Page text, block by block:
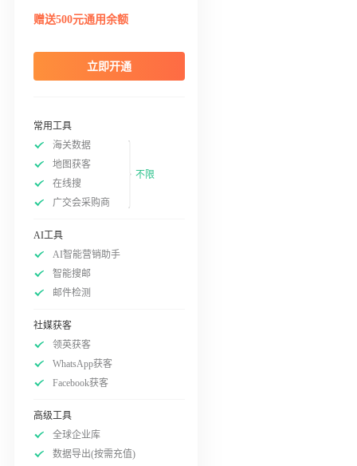
赠送500元通用余额
立即开通
常用工具
海关数据
地图获客
在线搜
广交会采购商
不限
AI工具
AI智能营销助手
智能搜邮
邮件检测
社媒获客
领英获客
WhatsApp获客
Facebook获客
高级工具
全球企业库
数据导出(按需充值)